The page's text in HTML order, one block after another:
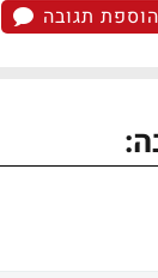
הוספת תגובה